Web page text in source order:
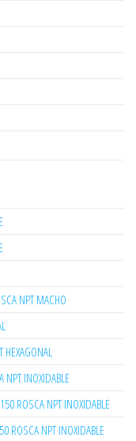
NPT MACHO
INOXIDABLE
ROSCA NPT INOXIDABLE
ROSCA NPT INOXIDABLE